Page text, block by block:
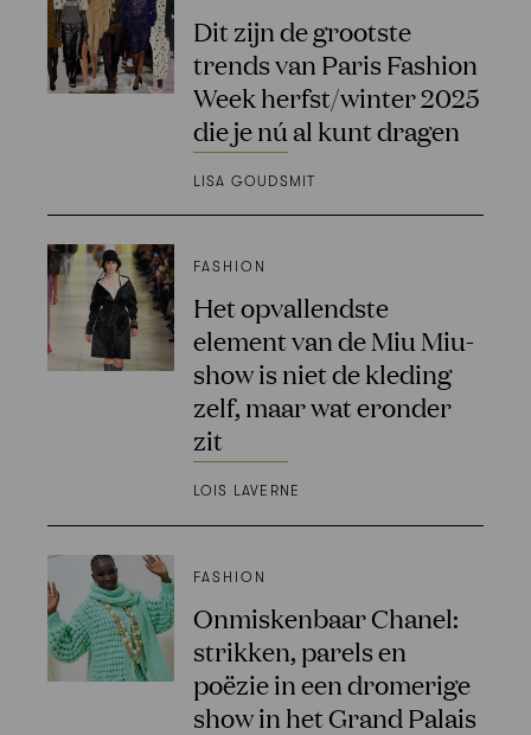
Dit zijn de grootste
trends van Paris Fashion
Week herfst/winter 2025
die je nú al kunt dragen
LISA GOUDSMIT
FASHION
Het opvallendste
element van de Miu Miu-
show is niet de kleding
zelf, maar wat eronder
zit
LOIS LAVERNE
FASHION
Onmiskenbaar Chanel:
strikken, parels en
poëzie in een dromerige
show in het Grand Palais